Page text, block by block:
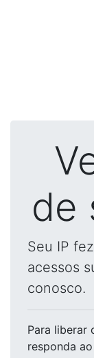
de
Seu IP
acessos
conosco.
Para liberar
responda